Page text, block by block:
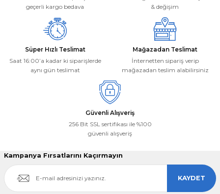
Bu ürüne benzer farklı alternatifler olmalı.
geçerli kargo bedava
& değişim
Süper Hızlı Teslimat
Saat 16:00’a kadar ki siparişlerde
aynı gün teslimat
Mağazadan Teslimat
İnternetten sipariş verip
mağazadan teslim alabilirsiniz
Güvenli Alışveriş
256 Bit SSL sertifikası ile %100
güvenli alışveriş
Kampanya Fırsatlarını Kaçırmayın
KAYDET